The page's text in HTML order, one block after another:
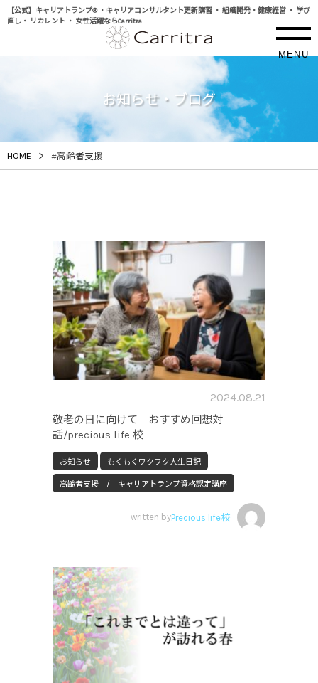
【公式】キャリアトランプ® ・キャリアコンサルタント更新講習 ・ 組織開発・健康経営 ・ 学び
直し・ リカレント ・ 女性活躍ならCarritra
MENU
お知らせ・ブログ
HOME > #高齢者支援
2024.08.21
敬老の日に向けて おすすめ回想対
話/precious life 校
お知らせ もくもくワクワク人生日記
高齢者支援 / キャリアトランプ資格認定講座
written byPrecious life校